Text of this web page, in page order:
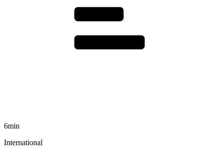
6min
International